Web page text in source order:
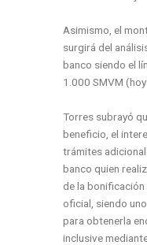
Asimismo, el
surgirá del
banco siendo el
1.000 SMVM
Torres subrayó
beneficio, el
trámites
banco quien
de la
oficial, siendo
para obtenerla
inclusive